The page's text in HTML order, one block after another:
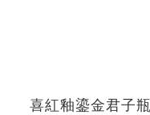
喜紅釉鎏金君子